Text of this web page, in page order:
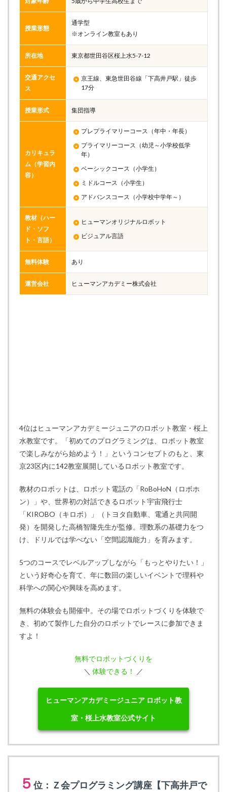
授業形態
通学型
※オンライン教室もあり
所在地 東京都世田谷区桜上水5-7-12
交通アクセ
ス
京王線、東急世田谷線「下高井戸駅」徒歩
17分
授業形式 集団指導
カリキュラ
ム（学習内
容）
プレプライマリーコース（年中・年長）
プライマリーコース（幼児～小学校低学
年）
ベーシックコース（小学生）
ミドルコース（小学生）
アドバンスコース（小学校中学年～）
教材（ハー
ド・ソフ
ト・言語）
ヒューマンオリジナルロボット
ビジュアル言語
無料体験 あり
運営会社 ヒューマンアカデミー株式会社
4位はヒューマンアカデミージュニアのロボット教室・桜上
水教室です。「初めてのプログラミングは、ロボット教室
で楽しみながら始めよう！」というコンセプトのもと、東
京23区内に142教室展開しているロボット教室です。
教材のロボットは、ロボット電話の「RoBoHoN（ロボホ
ン）」や、世界初の対話できるロボット宇宙飛行士
「KIROBO（キロボ）」（トヨタ自動車、電通と共同開
発）を開発した高橋智隆先生が監修。理数系の基礎力をつ
け、ドリルでは学べない「空間認識能力」を育みます。
5つのコースでレベルアップしながら「もっとやりたい！」
という好奇心を育て、年に数回の楽しいイベントで理科や
科学への関心や興味を高めます。
無料の体験会も開催中。その場でロボットづくりを体験で
き、初めて製作した自分のロボットでレースに参加できま
すよ！
無料でロボットづくりを
＼ 体験できる！ ／
ヒューマンアカデミージュニア ロボット教
室・桜上水教室公式サイト
５ 位：Ｚ会プログラミング講座【下高井戸で